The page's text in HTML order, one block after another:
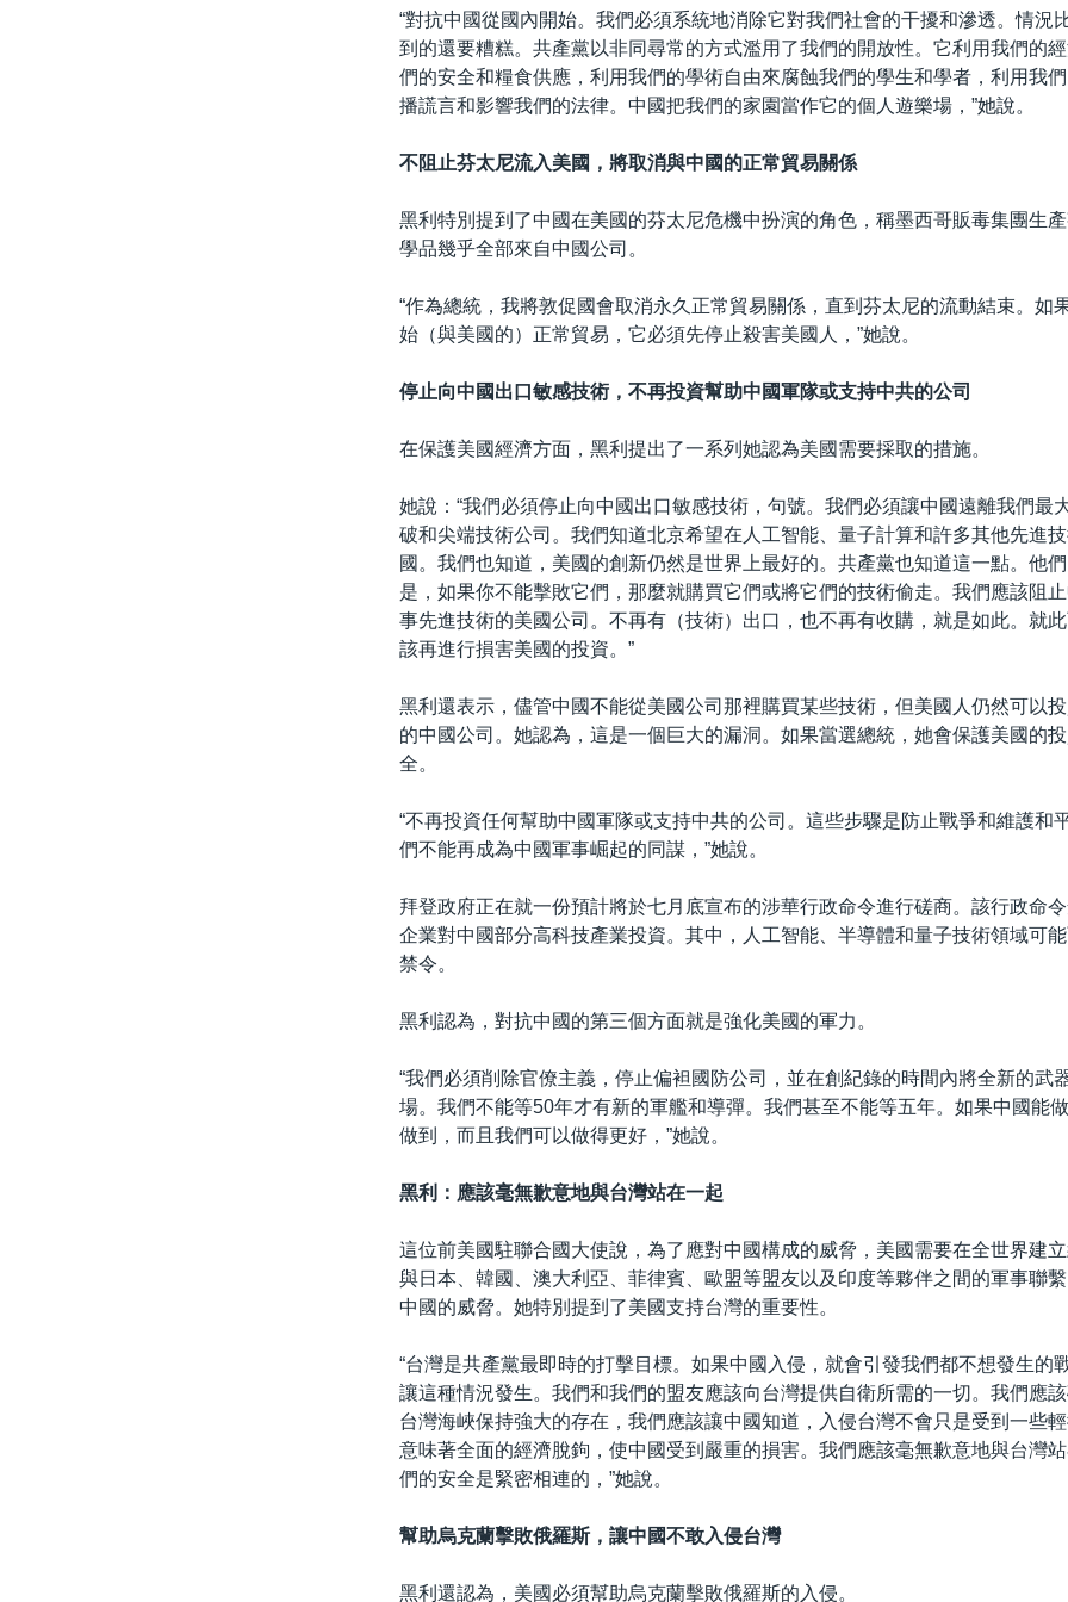
“對抗中國從國內開始。我們必須系統地消除它對我們社會的干擾和滲透。情況
到的還要糟糕。共產黨以非同尋常的方式濫用了我們的開放性。它利用我們的
們的安全和糧食供應，利用我們的學術自由來腐蝕我們的學生和學者，利用我
播謊言和影響我們的法律。中國把我們的家園當作它的個人遊樂場，”她說。
不阻止芬太尼流入美國，將取消與中國的正常貿易關係
黑利特別提到了中國在美國的芬太尼危機中扮演的角色，稱墨西哥販毒集團生
學品幾乎全部來自中國公司。
“作為總統，我將敦促國會取消永久正常貿易關係，直到芬太尼的流動結束。如
始（與美國的）正常貿易，它必須先停止殺害美國人，”她說。
停止向中國出口敏感技術，不再投資幫助中國軍隊或支持中共的公司
在保護美國經濟方面，黑利提出了一系列她認為美國需要採取的措施。
她說：“我們必須停止向中國出口敏感技術，句號。我們必須讓中國遠離我們最
破和尖端技術公司。我們知道北京希望在人工智能、量子計算和許多其他先進
國。我們也知道，美國的創新仍然是世界上最好的。共產黨也知道這一點。他
是，如果你不能擊敗它們，那麼就購買它們或將它們的技術偷走。我們應該阻
事先進技術的美國公司。不再有（技術）出口，也不再有收購，就是如此。就
該再進行損害美國的投資。”
黑利還表示，儘管中國不能從美國公司那裡購買某些技術，但美國人仍然可以
的中國公司。她認為，這是一個巨大的漏洞。如果當選總統，她會保護美國的
全。
“不再投資任何幫助中國軍隊或支持中共的公司。這些步驟是防止戰爭和維護和
們不能再成為中國軍事崛起的同謀，”她說。
拜登政府正在就一份預計將於七月底宣布的涉華行政命令進行磋商。該行政命
企業對中國部分高科技產業投資。其中，人工智能、半導體和量子技術領域可
禁令。
黑利認為，對抗中國的第三個方面就是強化美國的軍力。
“我們必須削除官僚主義，停止偏袒國防公司，並在創紀錄的時間內將全新的武
場。我們不能等50年才有新的軍艦和導彈。我們甚至不能等五年。如果中國能
做到，而且我們可以做得更好，”她說。
黑利：應該毫無歉意地與台灣站在一起
這位前美國駐聯合國大使說，為了應對中國構成的威脅，美國需要在全世界建
與日本、韓國、澳大利亞、菲律賓、歐盟等盟友以及印度等夥伴之間的軍事聯
中國的威脅。她特別提到了美國支持台灣的重要性。
“台灣是共產黨最即時的打擊目標。如果中國入侵，就會引發我們都不想發生的
讓這種情況發生。我們和我們的盟友應該向台灣提供自衛所需的一切。我們應
台灣海峽保持強大的存在，我們應該讓中國知道，入侵台灣不會只是受到一些
意味著全面的經濟脫鉤，使中國受到嚴重的損害。我們應該毫無歉意地與台灣
們的安全是緊密相連的，”她說。
幫助烏克蘭擊敗俄羅斯，讓中國不敢入侵台灣
黑利還認為，美國必須幫助烏克蘭擊敗俄羅斯的入侵。